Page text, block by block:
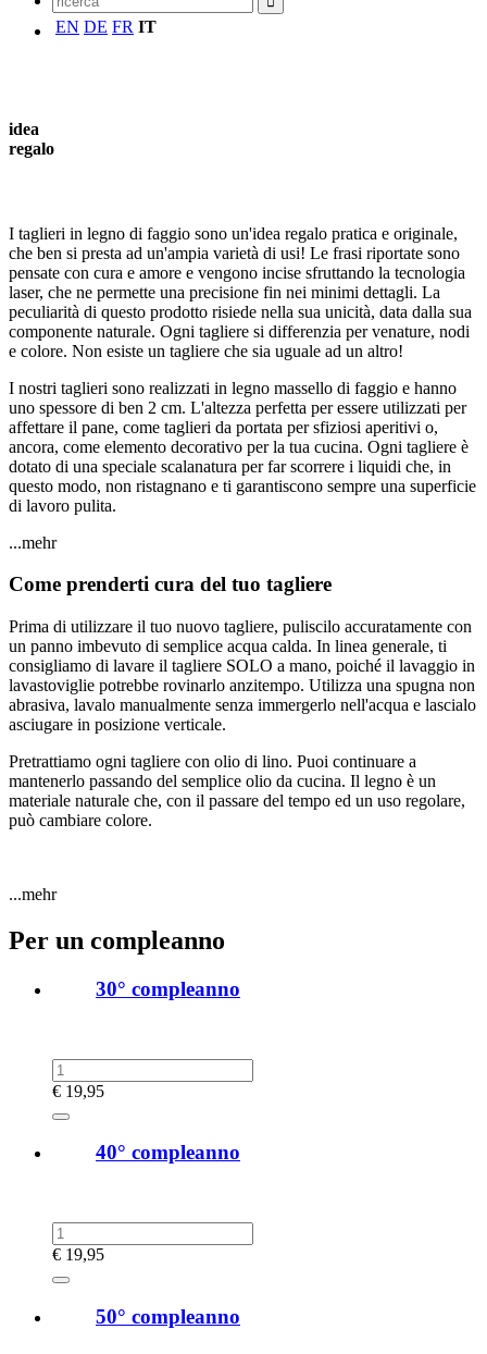
EN DE FR IT
idea
regalo
I taglieri in legno di faggio sono un'idea regalo pratica e originale,
che ben si presta ad un'ampia varietà di usi! Le frasi riportate sono
pensate con cura e amore e vengono incise sfruttando la tecnologia
laser, che ne permette una precisione fin nei minimi dettagli. La
peculiarità di questo prodotto risiede nella sua unicità, data dalla sua
componente naturale. Ogni tagliere si differenzia per venature, nodi
e colore. Non esiste un tagliere che sia uguale ad un altro!
I nostri taglieri sono realizzati in legno massello di faggio e hanno
uno spessore di ben 2 cm. L'altezza perfetta per essere utilizzati per
affettare il pane, come taglieri da portata per sfiziosi aperitivi o,
ancora, come elemento decorativo per la tua cucina. Ogni tagliere è
dotato di una speciale scalanatura per far scorrere i liquidi che, in
questo modo, non ristagnano e ti garantiscono sempre una superficie
di lavoro pulita.
...mehr
Come prenderti cura del tuo tagliere
Prima di utilizzare il tuo nuovo tagliere, puliscilo accuratamente con
un panno imbevuto di semplice acqua calda. In linea generale, ti
consigliamo di lavare il tagliere SOLO a mano, poiché il lavaggio in
lavastoviglie potrebbe rovinarlo anzitempo. Utilizza una spugna non
abrasiva, lavalo manualmente senza immergerlo nell'acqua e lascialo
asciugare in posizione verticale.
Pretrattiamo ogni tagliere con olio di lino. Puoi continuare a
mantenerlo passando del semplice olio da cucina. Il legno è un
materiale naturale che, con il passare del tempo ed un uso regolare,
può cambiare colore.
...mehr
Per un compleanno
30° compleanno
€ 19,95
40° compleanno
€ 19,95
50° compleanno